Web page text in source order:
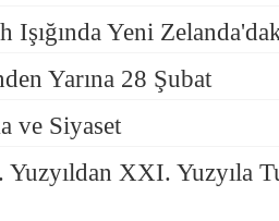
Işığında Yeni
Yarına 28 Şubat
ve Siyaset
Yuzyıldan XXI. Yuzyıla